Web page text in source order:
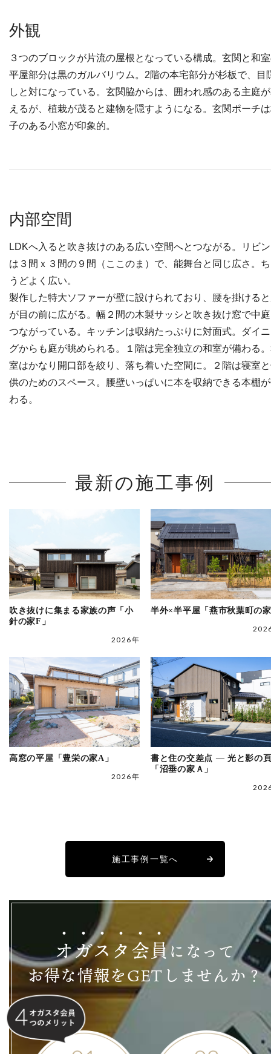
外観
３つのブロックが片流の屋根となっている構成。玄関と和
平屋部分は黒のガルバリウム。2階の本宅部分が杉板で、目
しと対になっている。玄関脇からは、囲われ感のある主庭
えるが、植栽が茂ると建物を隠すようになる。玄関ポーチ
子のある小窓が印象的。
内部空間
LDKへ入ると吹き抜けのある広い空間へとつながる。リビ
は３間ｘ３間の９間（ここのま）で、能舞台と同じ広さ。
うどよく広い。
製作した特大ソファーが壁に設けられており、腰を掛ける
が目の前に広がる。幅２間の木製サッシと吹き抜け窓で中
つながっている。キッチンは収納たっぷりに対面式。ダイ
グからも庭が眺められる。１階は完全独立の和室が備わる
室はかなり開口部を絞り、落ち着いた空間に。２階は寝室
供のためのスペース。腰壁いっぱいに本を収納できる本棚
わる。
最新の施工事例
吹き抜けに集まる家族の声「小
針の家F」
2026年
半外×半平屋「燕市秋葉町の
高窓の平屋「豊栄の家A」
2026年
書と住の交差点 ― 光と影の
「沼垂の家Ａ」
施工事例一覧へ
オガス タ会員になって
お得な情報をGETしませんか？